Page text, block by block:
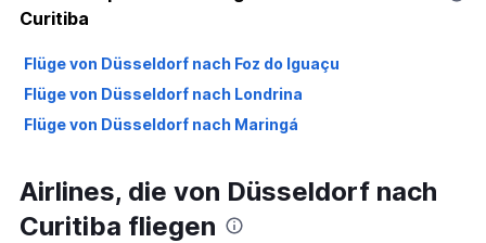
Curitiba
Flüge von Düsseldorf nach Foz do Iguaçu
Flüge von Düsseldorf nach Londrina
Flüge von Düsseldorf nach Maringá
Airlines, die von Düsseldorf nach
Curitiba fliegen